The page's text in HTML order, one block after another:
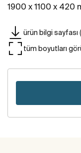
1900 x 1100 x 420
ürün bilgi sayfası
tüm boyutları